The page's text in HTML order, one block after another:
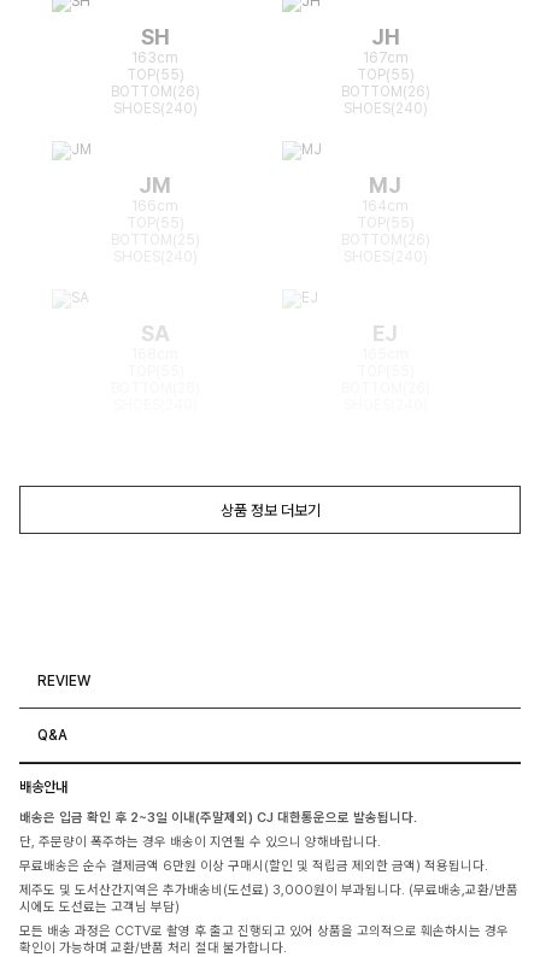
SH
163cm
TOP(55)
BOTTOM(26)
SHOES(240)
JH
167cm
TOP(55)
BOTTOM(26)
SHOES(240)
JM
166cm
TOP(55)
BOTTOM(25)
MJ
164cm
TOP(55)
BOTTOM(26)
SA EJ
상품 정보 더보기
REVIEW
Q&A
배송안내
배송은 입금 확인 후 2~3일 이내(주말제외) CJ 대한통운으로 발송됩니다.
단, 주문량이 폭주하는 경우 배송이 지연될 수 있으니 양해바랍니다.
무료배송은 순수 결제금액 6만원 이상 구매시(할인 및 적립금 제외한 금액) 적용됩니다.
제주도 및 도서산간지역은 추가배송비(도선료) 3,000원이 부과됩니다. (무료배송,교환/반품
시에도 도선료는 고객님 부담)
모든 배송 과정은 CCTV로 촬영 후 출고 진행되고 있어 상품을 고의적으로 훼손하시는 경우
확인이 가능하며 교환/반품 처리 절대 불가합니다.